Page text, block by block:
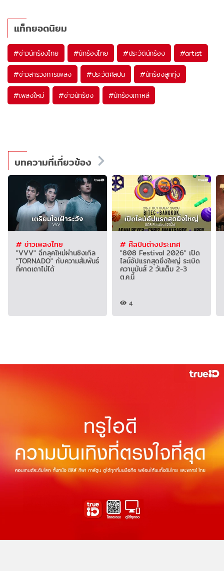
แท็กยอดนิยม
#ข่าวนักร้องไทย #นักร้องไทย #ประวัตินักร้อง #artist
#ข่าวสารวงการเพลง #ประวัติศิลปิน #นักร้องลูกทุ่ง
#เพลงใหม่ #ข่าวนักร้อง #นักร้องเกาหลี
บทความที่เกี่ยวข้อง
# ข่าวเพลงไทย
"VVV" ฉีกลุคใหม่ผ่านซิงเกิล
"TORNADO" กับความสัมพันธ์
ที่คาดเดาไม่ได้
# ศิลปินต่างประเทศ
"808 Festival 2026" เปิด
ไลน์อัปแรกสุดยิ่งใหญ่ ระเบิด
ความมันส์ 2 วันเต็ม 2-3
ต.ค.นี้
4